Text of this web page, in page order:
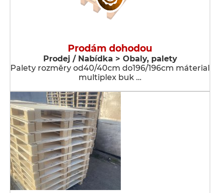
Prodám dohodou
Prodej / Nabídka > Obaly, palety
Palety rozměry od40/40cm do196/196cm máterial
multiplex buk …